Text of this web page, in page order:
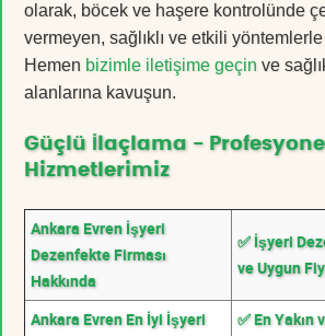
olarak, böcek ve haşere kontrolünde
vermeyen, sağlıklı ve etkili yöntemlerle
Hemen bizimle iletişime geçin ve
alanlarına kavuşun.
Güçlü İlaçlama - Profesyonel
Hizmetlerimiz
Ankara Evren İşyeri
Dezenfekte Firması
Hakkında
✅ İşyeri
ve Uygun
Ankara Evren En İyi İşyeri
✅ En